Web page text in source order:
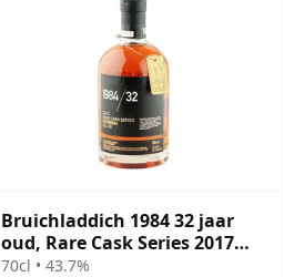
Bruichladdich 1984 32 jaar
oud, Rare Cask Series 2017
Bottling
70cl • 43.7%